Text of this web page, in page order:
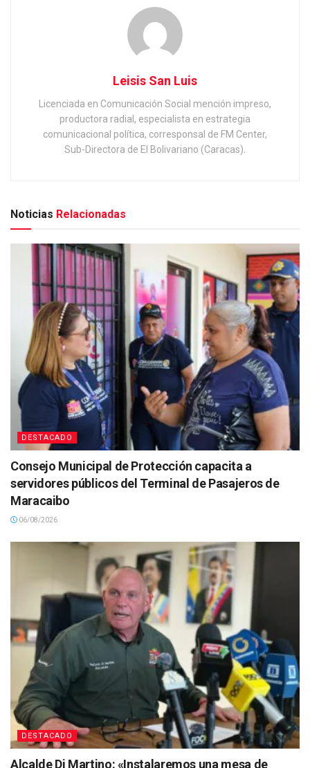
Leisis San Luis
Licenciada en Comunicación Social mención impreso,
productora radial, especialista en estrategia
comunicacional política, corresponsal de FM Center,
Sub-Directora de El Bolivariano (Caracas).
Noticias Relacionadas
DESTACADO
Consejo Municipal de Protección capacita a
servidores públicos del Terminal de Pasajeros de
Maracaibo
06/08/2026
DESTACADO
Alcalde Di Martino: «Instalaremos una mesa de